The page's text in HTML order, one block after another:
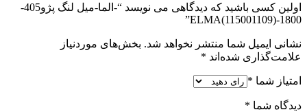
اولین کسی باشید که دیدگاهی می نویسد “-الما-میل لنگ پژو405-
1800-ELMA(115001109)”
نشانی ایمیل شما منتشر نخواهد شد. بخش‌های موردنیاز
علامت‌گذاری شده‌اند *
امتیاز شما *
دیدگاه شما *